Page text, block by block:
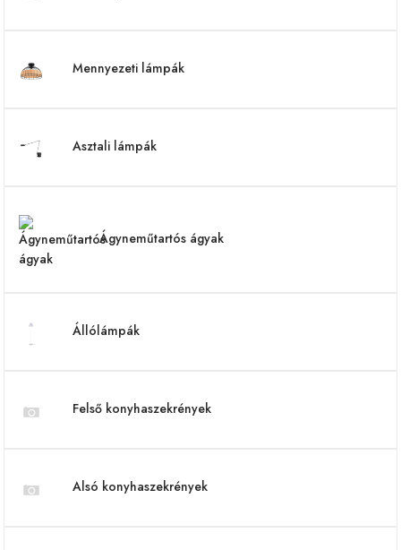
Mennyezeti lámpák
Asztali lámpák
Ágyneműtartós ágyak
Állólámpák
Felső konyhaszekrények
Alsó konyhaszekrények